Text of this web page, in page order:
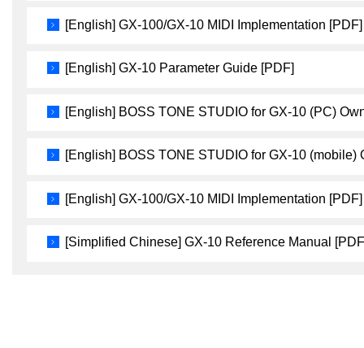
[English] GX-100/GX-10 MIDI Implementation [PDF]
[English] GX-10 Parameter Guide [PDF]
[English] BOSS TONE STUDIO for GX-10 (PC)
[English] BOSS TONE STUDIO for GX-10 (mobile)
[English] GX-100/GX-10 MIDI Implementation [PDF]
[Simplified Chinese] GX-10 Reference Manual